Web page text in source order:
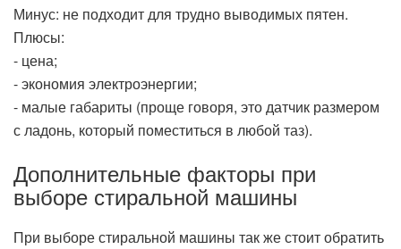
Минус: не подходит для трудно выводимых пятен.
Плюсы:
- цена;
- экономия электроэнергии;
- малые габариты (проще говоря, это датчик размером
с ладонь, который поместиться в любой таз).
Дополнительные факторы при
выборе стиральной машины
При выборе стиральной машины так же стоит обратить